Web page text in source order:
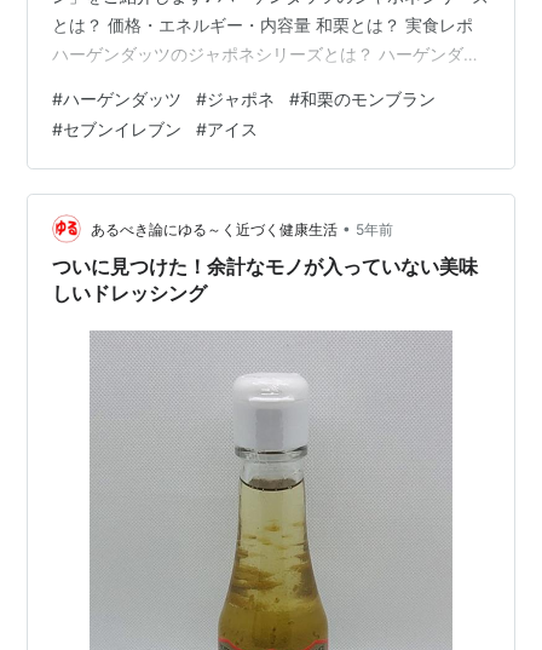
とは？ 価格・エネルギー・内容量 和栗とは？ 実食レポ
ハーゲンダッツのジャポネシリーズとは？ ハーゲンダッ
発により、本格的な和の味わいにこだわったセブン‐イレ
ブン限定のアイスクリームデザートです。過去には下記
のようなものが発売されており、「和」をテーマにして
いることもあり、「あずき」、「抹茶」、「きなこ」、
「黒蜜」が多く登場していますね。今回の「和栗」は
2015年以来、しかも大好きなモン…
#ハーゲンダッツ #ジャポネ #和栗のモンブラン
#セブンイレブン #アイス
あるべき論にゆる～く近づく健康生活 • 5年前
ついに見つけた！余計なモノが入っていない美味
しいドレッシング